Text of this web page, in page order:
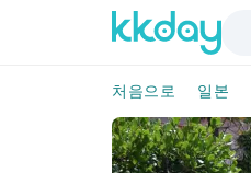
처음으로 일본